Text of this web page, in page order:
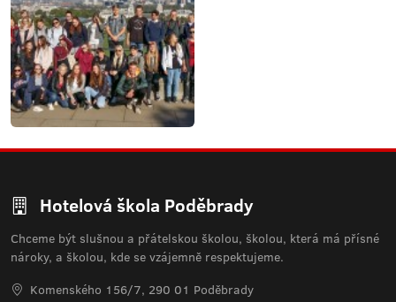
Hotelová škola Poděbrady
Chceme být slušnou a přátelskou školou, školou, která má přísné
nároky, a školou, kde se vzájemně respektujeme.
Komenského 156/7, 290 01 Poděbrady